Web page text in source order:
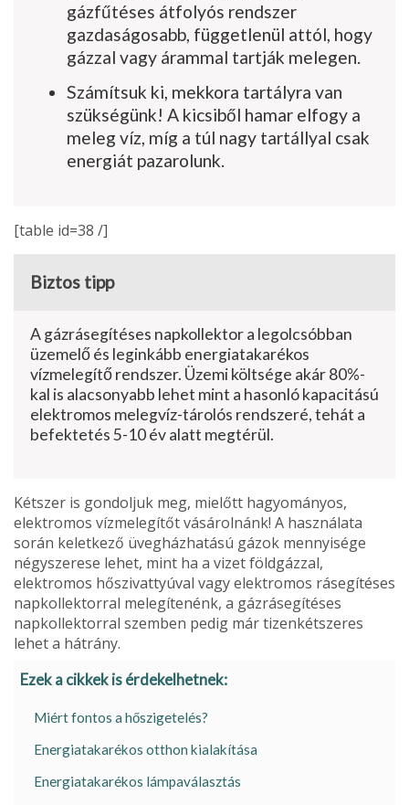
gázfűtéses átfolyós rendszer
gazdaságosabb, függetlenül attól, hogy
gázzal vagy árammal tartják melegen.
Számítsuk ki, mekkora tartályra van
szükségünk! A kicsiből hamar elfogy a
meleg víz, míg a túl nagy tartállyal csak
energiát pazarolunk.
[table id=38 /]
Biztos tipp
A gázrásegítéses napkollektor a legolcsóbban
üzemelő és leginkább energiatakarékos
vízmelegítő rendszer. Üzemi költsége akár 80%-
kal is alacsonyabb lehet mint a hasonló kapacitású
elektromos melegvíz-tárolós rendszeré, tehát a
befektetés 5-10 év alatt megtérül.
Kétszer is gondoljuk meg, mielőtt hagyományos,
elektromos vízmelegítőt vásárolnánk! A használata
során keletkező üvegházhatású gázok mennyisége
négyszerese lehet, mint ha a vizet földgázzal,
elektromos hőszivattyúval vagy elektromos rásegítéses
napkollektorral melegítenénk, a gázrásegítéses
napkollektorral szemben pedig már tizenkétszeres
lehet a hátrány.
Ezek a cikkek is érdekelhetnek:
Miért fontos a hőszigetelés?
Energiatakarékos otthon kialakítása
Energiatakarékos lámpaválasztás